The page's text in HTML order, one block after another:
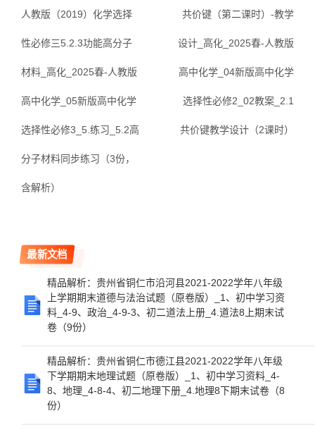
人教版（2019）化学选择
性必修三5.2.3功能高分子
材料_高化_2025春-人教版
高中化学_05新版高中化学
选择性必修3_5.练习_5.2高
分子材料同步练习（3份，
含解析）
共价键（第二课时）-教学
设计_高化_2025春-人教版
高中化学_04新版高中化学
选择性必修2_02教案_2.1
共价键教学设计（2课时）
最新文档
精品解析：贵州省铜仁市沿河县2021-2022学年八年级
上学期期末道德与法治试题（原卷版）_1、初中学习资
料_4-9、政治_4-9-3、初二道法上册_4.道法8上期末试
卷（9份）
精品解析：贵州省铜仁市德江县2021-2022学年八年级
下学期期末地理试题（原卷版）_1、初中学习资料_4-
8、地理_4-8-4、初二地理下册_4.地理8下期末试卷（8
份）